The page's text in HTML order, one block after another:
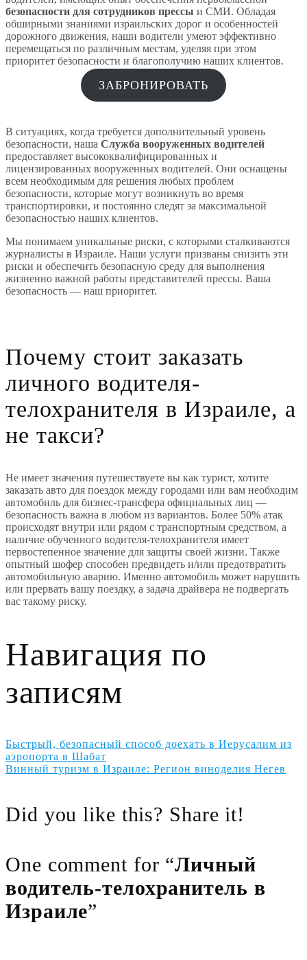
безопасности для сотрудников прессы и СМИ. Обладая
обширными знаниями израильских дорог и особенностей
дорожного движения, наши водители умеют эффективно
перемещаться по различным местам, уделяя при этом
приоритет безопасности и благополучию наших клиентов.
ЗАБРОНИРОВАТЬ
В ситуациях, когда требуется дополнительный уровень
безопасности, наша Служба вооруженных водителей
предоставляет высококвалифицированных и
лицензированных вооруженных водителей. Они оснащены
всем необходимым для решения любых проблем
безопасности, которые могут возникнуть во время
транспортировки, и постоянно следят за максимальной
безопасностью наших клиентов.
Мы понимаем уникальные риски, с которыми сталкиваются
журналисты в Израиле. Наши услуги призваны снизить эти
риски и обеспечить безопасную среду для выполнения
жизненно важной работы представителей прессы. Ваша
безопасность — наш приоритет.
Почему стоит заказать
личного водителя-
телохранителя в Израиле, а
не такси?
Не имеет значения путешествуете вы как турист, хотите
заказать авто для поездок между городами или вам необходим
автомобиль для бизнес-трансфера официальных лиц —
безопасность важна в любом из вариантов. Более 50% атак
происходят внутри или рядом с транспортным средством, а
наличие обученного водителя-телохранителя имеет
первостепенное значение для защиты своей жизни. Также
опытный шофер способен предвидеть и/или предотвратить
автомобильную аварию. Именно автомобиль может нарушить
или прервать вашу поездку, а задача драйвера не подвергать
вас такому риску.
Навигация по
записям
Быстрый, безопасный способ доехать в Иерусалим из
аэропорта в Шабат
Винный туризм в Израиле: Регион виноделия Негев
Did you like this? Share it!
One comment for “Личный
водитель-телохранитель в
Израиле”